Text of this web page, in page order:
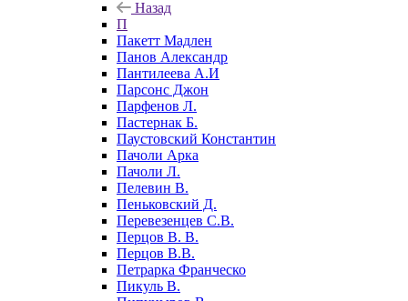
Назад
П
Пакетт Мадлен
Панов Александр
Пантилеева А.И
Парсонс Джон
Парфенов Л.
Пастернак Б.
Паустовский Константин
Пачоли Арка
Пачоли Л.
Пелевин В.
Пеньковский Д.
Перевезенцев С.В.
Перцов В. В.
Перцов В.В.
Петрарка Франческо
Пикуль В.